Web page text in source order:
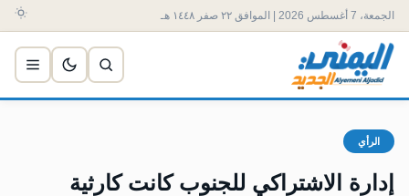
الجمعة، 7 أغسطس 2026 | الموافق ٢٢ صفر ١٤٤٨ هـ
الرأي
إدارة الاشتراكي للجنوب كانت كارثية